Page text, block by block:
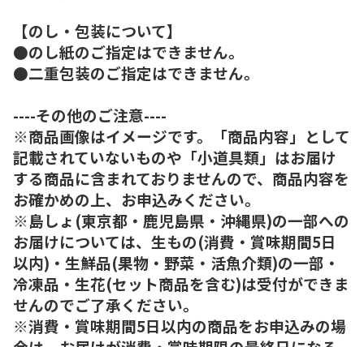
【のし・包装について】
●のし紙のご指定はできません。
●二重包装のご指定はできません。
----その他のご注意----
※商品画像はイメージです。「商品内容」として
記載されていないものや「小道具類」はお届け
する商品に含まれておりませんので、商品内容を
お確かめの上、お申込みください。
※島しょ(東京都・鹿児島県・沖縄県)の一部への
お届けについては、生もの(消費・賞味期間5日
以内)・生鮮品(果物・野菜・活魚介類)の一部・
冷凍品・生花(セット商品を含む)は受付ができま
せんのでご了承ください。
※消費・賞味期間5日以内の商品をお申込みの場